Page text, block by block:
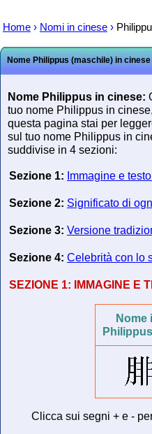
Nome Philippus (maschile) in cinese
Nome Philippus in cinese:
tuo nome Philippus in
questa pagina stai per
sul tuo nome Philippus in
suddivise in 4 sezioni:
Sezione 1: Immagine e
Sezione 2: Significato di
Sezione 3: Versione
Sezione 4: Celebrità con lo
SEZIONE 1: IMMAGINE E
Nome
Clicca sui segni + e -
Home › Nomi in cinese ›